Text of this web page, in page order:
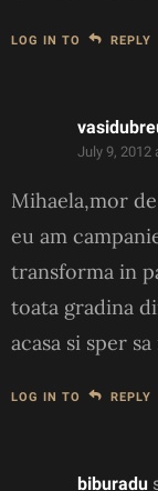
LOG IN TO REPLY
July 9, 2012
Mihaela,mor
eu am
transforma in
toata gradina
acasa si sper
LOG IN TO REPLY
biburadu